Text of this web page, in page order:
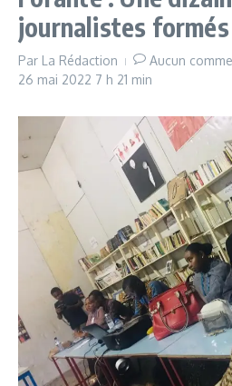
journalistes
Par La Rédaction
Aucun
26 mai 2022 7 h 21 min